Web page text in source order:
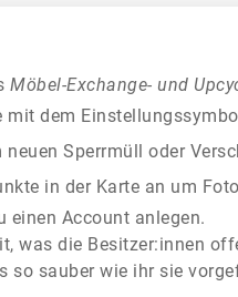
Möbel-Exchange- und
mit dem
Sperrmüll oder
in der Karte an um
einen Account anlegen.
was die Besitzer:innen
so sauber wie ihr sie